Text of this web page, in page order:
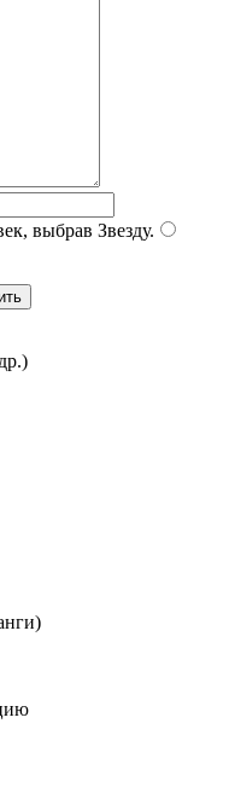
выбрав Звезду.